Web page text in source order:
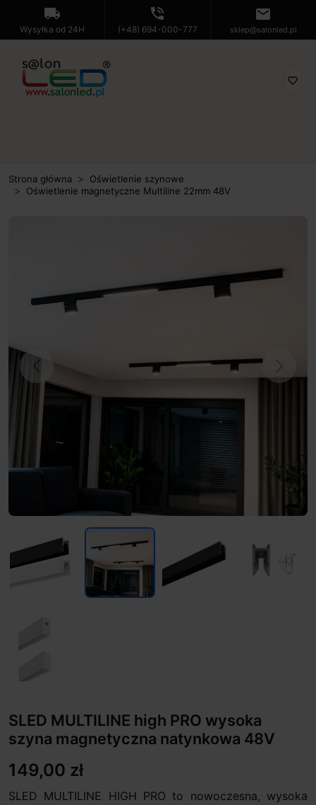
local_shipping
Wysyłka od 24H
phone_in_talk
(+48) 694-000-777
mail
sklep@salonled.pl
favorite_border
Strona główna
Oświetlenie szynowe
Oświetlenie magnetyczne Multiline 22mm 48V
Previous
SLED MULTILINE high PRO wysoka
szyna magnetyczna natynkowa 48V
149,00 zł
SLED MULTILINE HIGH PRO to nowoczesna, wysoka